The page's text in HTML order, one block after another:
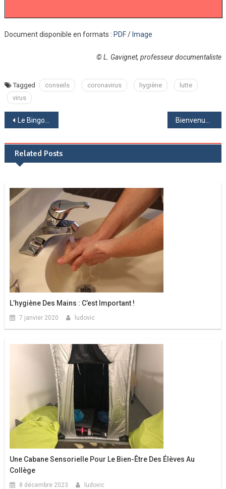
Document disponible en formats : PDF/ Image
© L. Gavignet, professeur documentaliste
Tagged conseils coronavirus hygiène
lutte
virus
Navigation
de
l’article
Le Bingo des Livres : des défis avec des livres, créés par votre prof-doc
Related Posts
L’hygiène Des Mains : C’est Important !
7 janvier 2020 ludovic
Une Cabane Sensorielle Pour Le Bien-Être Des Élèves Au
Collège
8 décembre 2023 ludovic